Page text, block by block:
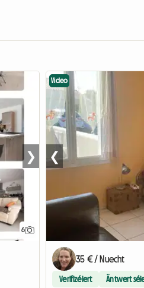
6
❯
Video
❮
35 € / Nuecht
Verifizéiert Äntwert